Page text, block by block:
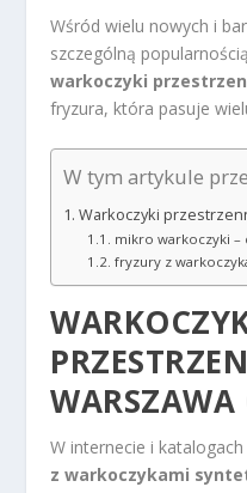
Wśród wielu nowych i
szczególną
warkoczyki
fryzura, która pasuje
W tym artykule
Warkoczyki
mikro warkoczyki –
fryzury z
WARSZAWA
W internecie i
z warkoczykami